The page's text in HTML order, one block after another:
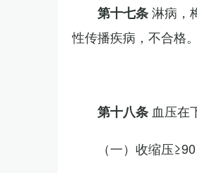
第十七条淋病，
性传播疾病，不合格。
第十八条 血压在
（一）收缩压